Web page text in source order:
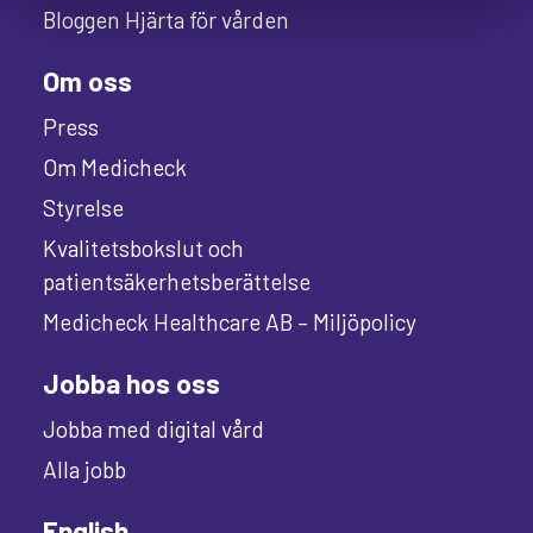
Bloggen Hjärta för vården
Om oss
Press
Om Medicheck
Styrelse
Kvalitetsbokslut och
patientsäkerhetsberättelse
Medicheck Healthcare AB – Miljöpolicy
Jobba hos oss
Jobba med digital vård
Alla jobb